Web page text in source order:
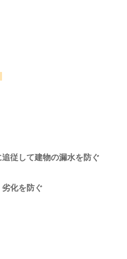
従して建物の漏水を防ぐ
劣化を防ぐ